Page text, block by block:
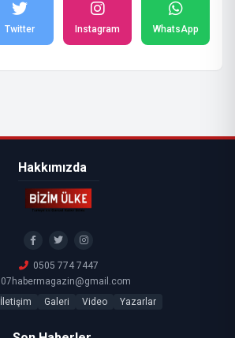
Twitter Instagram WhatsApp
Hakkımızda
0505 774 7447
07habermagazin@gmail.com
İletişim Galeri Video Yazarlar